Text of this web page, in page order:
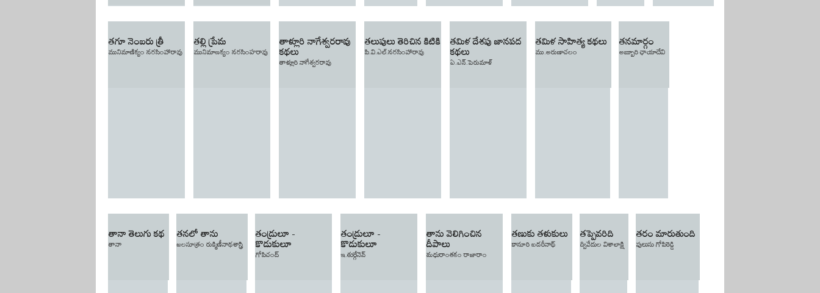
తగూ నెంబరు త్రీ
మునిమాణిక్యం నరసింహారావు
తల్లి ప్రేమ
మునిమాణక్యం నరసింహరావు
తాళ్లూరి నాగేశ్వరరావు
కథలు
తాళ్లూరి నాగేశ్వరరావు
తలుపులు తెరిచిన కిటికి
పి.వి.ఎల్.నరసింహారావు
తమిళ దేశపు జానపద
కథలు
ఏ.ఎన్.పెరుమాళ్
తమిళ సాహిత్య కథలు
ము.అరుణాచలం
తనమార్గం
అబ్బూరి ఛాయాదేవి
తానా తెలుగు కథ
తానా
తనలో తాను
జలసూత్రం రుక్మిణీనాథశాస్త్రి
తండ్రులూ -
కొడుకులూ
గోపిచంద్
తండ్రులూ -
కొడుకులూ
ఇ.తుర్గేనెవ్
తాను వెలిగించిన
దీపాలు
మధురాంతకం రాజారాం
తణుకు తళుకులు
కానూరి బదరీనాథ్
తప్పెవరిది
ద్వివేదుల విశాలాక్షి
తరం మారుతుంది
పులుసు గోపిరెడ్డి